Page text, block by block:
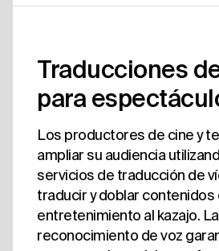
Traducciones
para
Los productores de cine y
ampliar su audiencia
servicios de traducción de
traducir y doblar contenidos
entretenimiento al kazajo.
reconocimiento de voz